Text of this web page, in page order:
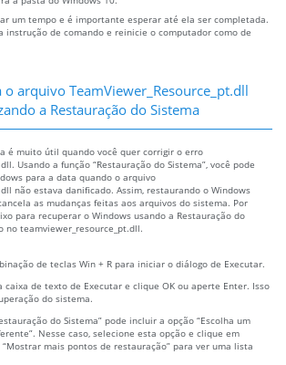
um tempo e é importante esperar até ela ser completada.
instrução de comando e reinicie o computador como de
arquivo TeamViewer_Resource_pt.dll
a Restauração do Sistema
é muito útil quando você quer corrigir o erro
Usando a função “Restauração do Sistema”, você pode
para a data quando o arquivo
não estava danificado. Assim, restaurando o Windows
as mudanças feitas aos arquivos do sistema. Por
para recuperar o Windows usando a Restauração do
no teamviewer_resource_pt.dll.
de teclas Win + R para iniciar o diálogo de Executar.
caixa de texto de Executar e clique OK ou aperte Enter. Isso
do sistema.
do Sistema” pode incluir a opção “Escolha um
Nesse caso, selecione esta opção e clique em
mais pontos de restauração” para ver uma lista